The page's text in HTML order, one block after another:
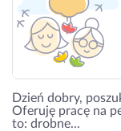
Dzień dobry,
Oferuję pracę na
to: drobne...